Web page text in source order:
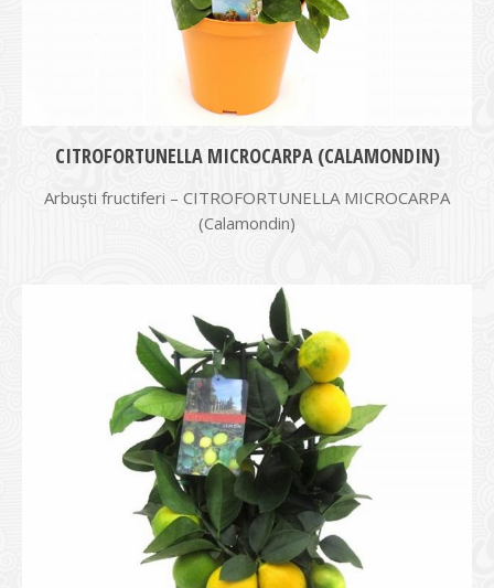
CITROFORTUNELLA MICROCARPA (CALAMONDIN)
Arbuști fructiferi – CITROFORTUNELLA MICROCARPA
(Calamondin)